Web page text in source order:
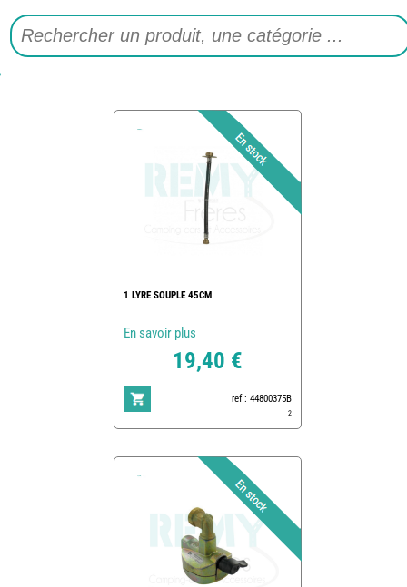
1 LYRE SOUPLE 45CM
En savoir plus
19,40 €
ref : 44800375B
2